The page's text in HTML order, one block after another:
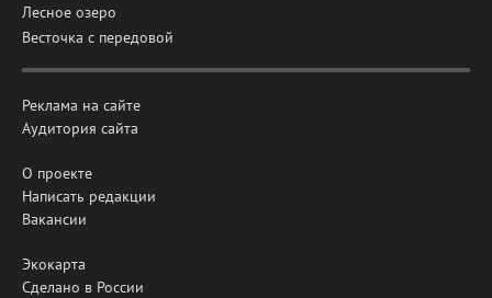
Лесное озеро
Весточка с передовой
Реклама на сайте
Аудитория сайта
О проекте
Написать редакции
Вакансии
Экокарта
Сделано в России